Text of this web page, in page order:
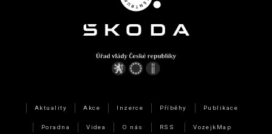
Aktuality Akce Inzerce Příběhy Publikace
Poradna Videa O nás RSS VozejkMap